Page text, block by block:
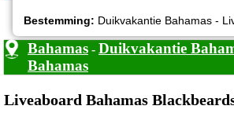
Bestemming: Duikvakantie Bahamas -
Bahamas - Duikvakantie
Bahamas
Liveaboard Bahamas